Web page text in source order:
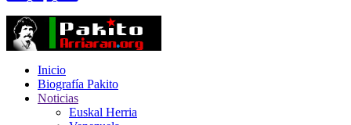
Inicio
Biografía Pakito
Noticias
Euskal Herria